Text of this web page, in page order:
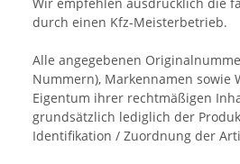
durch einen Kfz-Meisterbetrieb.
Alle angegebenen
Nummern), Markennamen sowie
Eigentum ihrer rechtmäßigen
grundsätzlich lediglich der
Identifikation / Zuordnung der